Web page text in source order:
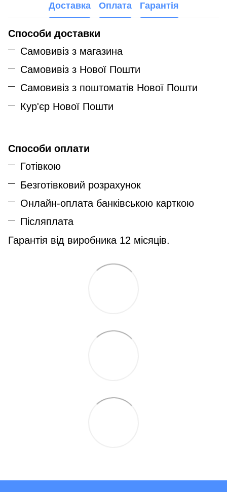
Доставка Оплата Гарантія
Способи доставки
Самовивіз з магазина
Самовивіз з Нової Пошти
Самовивіз з поштоматів Нової Пошти
Кур'єр Нової Пошти
Способи оплати
Готівкою
Безготівковий розрахунок
Онлайн-оплата банківською карткою
Післяплата
Гарантія від виробника 12 місяців.